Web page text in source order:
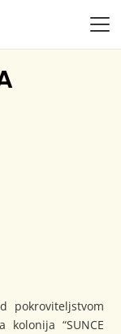
pokroviteljstvom
“SUNCE